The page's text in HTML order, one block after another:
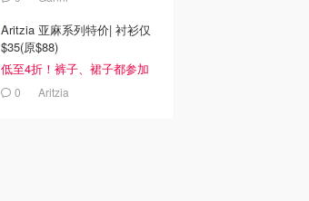
Aritzia 亚麻系列特价| 衬衫仅
$35(原$88)
低至4折！裤子、裙子都参加
0 Aritzia